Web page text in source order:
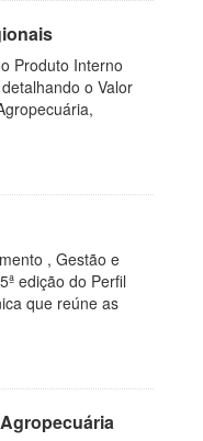
Produto Interno
o Valor
, Gestão e
edição do Perfil
que reúne as